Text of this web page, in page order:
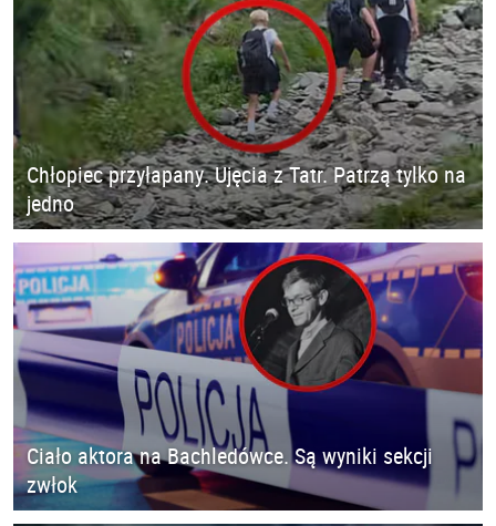
Chłopiec przyłapany. Ujęcia z Tatr. Patrzą tylko na
jedno
Ciało aktora na Bachledówce. Są wyniki sekcji
zwłok